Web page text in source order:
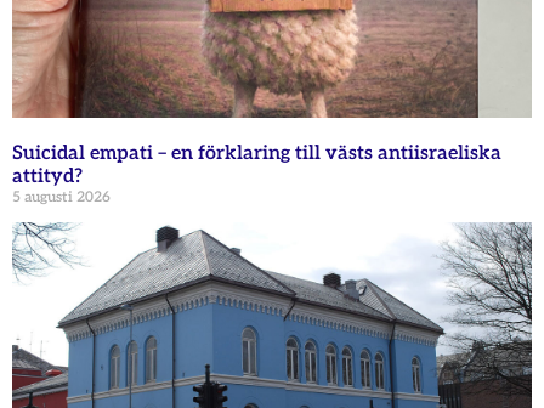
Suicidal empati – en förklaring till västs antiisraeliska
attityd?
5 augusti 2026